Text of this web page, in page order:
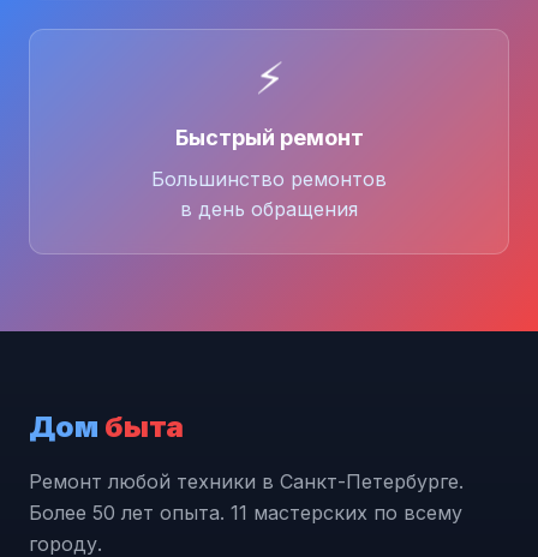
⚡
Быстрый ремонт
Большинство ремонтов
в день обращения
Дом быта
Ремонт любой техники в Санкт-Петербурге.
Более 50 лет опыта. 11 мастерских по всему
городу.